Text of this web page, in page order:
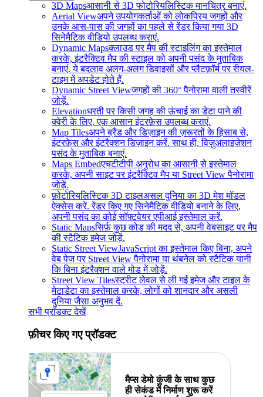
3D Mapsआसानी से 3D फोटोरियलिस्टिक मानचित्र बनाएं.
Aerial Viewअपने उपयोगकर्ताओं को लोकप्रिय जगहों और
उनके आस-पास की जगहों का पहले से रेंडर किया गया 3D
सिनेमैटिक वीडियो उपलब्ध कराएं.
Dynamic Mapsक्लाउड पर मैप की स्टाइलिंग का इस्तेमाल
करके, इंटरैक्टिव मैप की स्टाइल को अपनी पसंद के मुताबिक
बनाएं. ये बदलाव अलग-अलग डिवाइसों और प्लैटफ़ॉर्म पर रीयल-
टाइम में अपडेट होते हैं.
Dynamic Street Viewजगहों की 360° पैनोरामा वाली तस्वीरें
जोड़ें.
Elevationधरती पर किसी जगह की ऊंचाई का डेटा पाने की
क्वेरी के लिए, एक आसान इंटरफ़ेस उपलब्ध कराएं.
Map Tilesअपने ब्रैंड और डिज़ाइन की ज़रूरतों के हिसाब से,
इंटरफ़ेस और इंटरैक्शन डिज़ाइन करें. साथ ही, विज़ुअलाइज़ेशन
पसंद के मुताबिक बनाएं.
Maps Embedएचटीटीपी अनुरोध का आसानी से इस्तेमाल
करके, अपनी साइट पर इंटरैक्टिव मैप या Street View पैनोरामा
जोड़ें.
फ़ोटोरियलिस्टिक 3D टाइलअसल दुनिया का 3D मेश मॉडल
ऐक्सेस करें. रेंडर किए गए सिनेमैटिक वीडियो बनाने के लिए,
अपनी पसंद का कोई सॉफ़्टवेयर एपीआई इस्तेमाल करें.
Static Mapsसिर्फ़ कुछ कोड की मदद से, अपनी वेबसाइट पर मैप
की स्टैटिक इमेज जोड़ें.
Static Street ViewJavaScript का इस्तेमाल किए बिना, अपने
वेब पेज पर Street View पैनोरामा या थंबनेल को स्टैटिक यानी
कि बिना इंटरैक्शन वाले मोड में जोड़ें.
Street View Tilesस्ट्रीट लेवल से ली गई इमेज और टाइल के
मेटाडेटा का इस्तेमाल करके, लोगों को शानदार और असली
दुनिया जैसा अनुभव दें.
सभी प्रॉडक्ट देखें
फ़ीचर किए गए प्रॉडक्ट
मैप्स डेमो कुंजी के साथ कुछ
ही सेकंड में निर्माण शुरू करें